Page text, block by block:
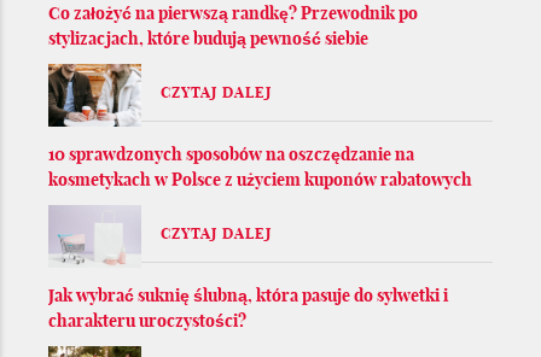
Co założyć na pierwszą randkę? Przewodnik po
stylizacjach, które budują pewność siebie
CZYTAJ DALEJ
10 sprawdzonych sposobów na oszczędzanie na
kosmetykach w Polsce z użyciem kuponów rabatowych
CZYTAJ DALEJ
Jak wybrać suknię ślubną, która pasuje do sylwetki i
charakteru uroczystości?